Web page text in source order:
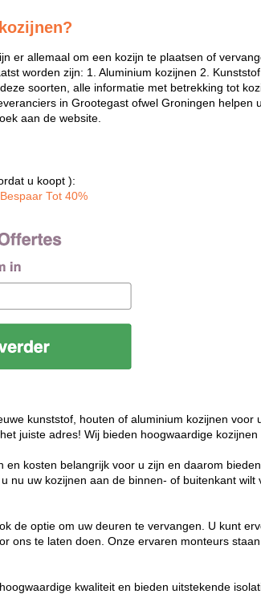
er allemaal om een kozijn te plaatsen of
worden zijn: 1. Aluminium kozijnen 2.
soorten, alle informatie met betrekking tot
in Grootegast ofwel Groningen helpen
aan de website.
u koopt ):
Tot 40%‎
kunststof, houten of aluminium kozijnen voor
juiste adres! Wij bieden hoogwaardige
en kosten belangrijk voor u zijn en daarom
nu uw kozijnen aan de binnen- of buitenkant
de optie om uw deuren te vervangen. U kunt
ons te laten doen. Onze ervaren monteurs
kwaliteit en bieden uitstekende